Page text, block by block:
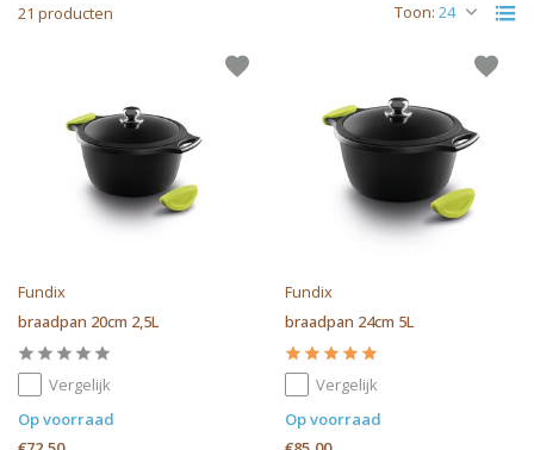
21 producten Toon:
Fundix
braadpan 20cm 2,5L
Vergelijk
Op voorraad
Fundix
braadpan 24cm 5L
Vergelijk
Op voorraad